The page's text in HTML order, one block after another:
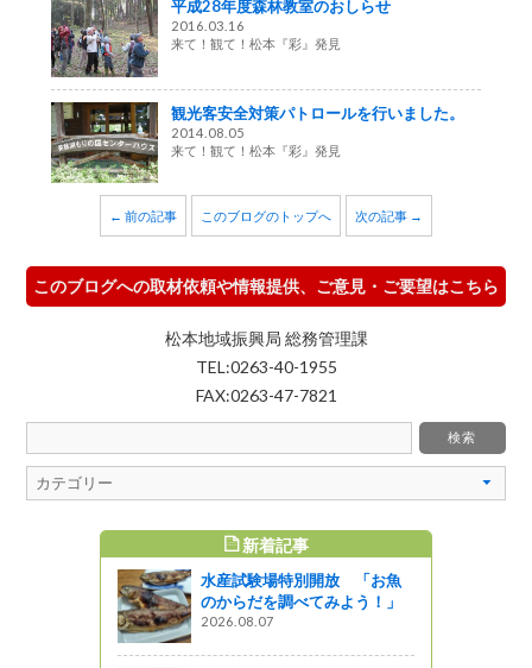
平成28年度森林教室のおしらせ
2016.03.16
来て！観て！松本『彩』発見
観光客安全対策パトロールを行いました。
2014.08.05
来て！観て！松本『彩』発見
← 前の記事 このブログのトップへ 次の記事 →
このブログへの取材依頼や情報提供、ご意見・ご要望はこちら
松本地域振興局 総務管理課
TEL:0263-40-1955
FAX:0263-47-7821
新着記事
水産試験場特別開放 「お魚
のからだを調べてみよう！」
2026.08.07